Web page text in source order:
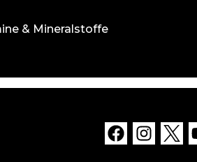
& Mineralstoffe